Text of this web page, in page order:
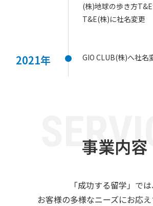
(株)地球の歩き方
T&E(株)に社名変更
2021年 GIO CLUB(株)へ社名
ERVIC
事業内容
「成功する留学」では
お客様の多様なニーズにお応え